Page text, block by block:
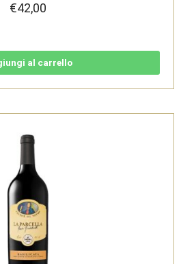
€42,00
al carrello